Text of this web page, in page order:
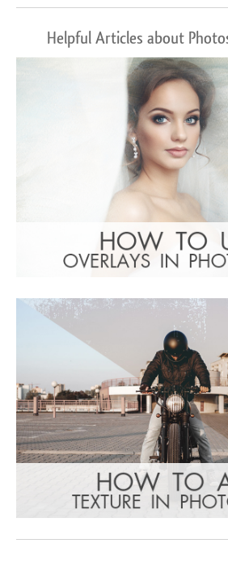
Helpful Articles about